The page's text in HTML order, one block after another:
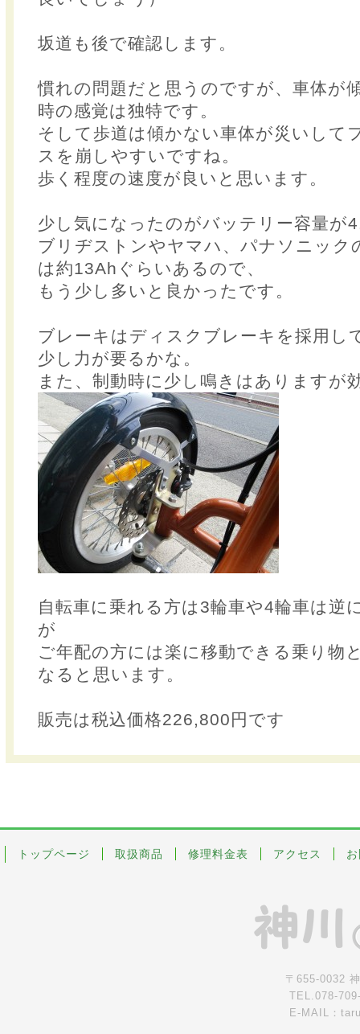
坂道も後で確認します。
慣れの問題だと思うのですが、車体が
時の感覚は独特です。
そして歩道は傾かない車体が災いして
スを崩しやすいですね。
歩く程度の速度が良いと思います。
少し気になったのがバッテリー容量が
ブリヂストンやヤマハ、パナソニック
は約13Ahぐらいあるので、
もう少し多いと良かったです。
ブレーキはディスクブレーキを採用し
少し力が要るかな。
また、制動時に少し鳴きはありますが
自転車に乗れる方は3輪車や4輪車は逆
が
ご年配の方には楽に移動できる乗り物
なると思います。
販売は税込価格226,800円です
トップページ 取扱商品 修理料金表 アクセス
〒655-0032
TEL.078-
E-MAIL：